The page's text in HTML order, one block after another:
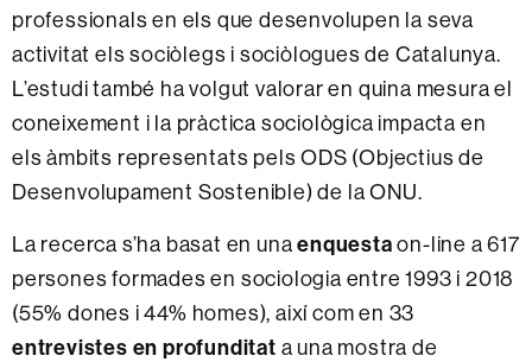
professionals en els que desenvolupen la seva
activitat els sociòlegs i sociòlogues de Catalunya.
L’estudi també ha volgut valorar en quina mesura el
coneixement i la pràctica sociològica impacta en
els àmbits representats pels ODS (Objectius de
Desenvolupament Sostenible) de la ONU.
La recerca s’ha basat en unaenquestaon-line a 617
persones formades en sociologia entre 1993 i 2018
(55% dones i 44% homes), així com en 33
entrevistes en profunditat a una mostra de